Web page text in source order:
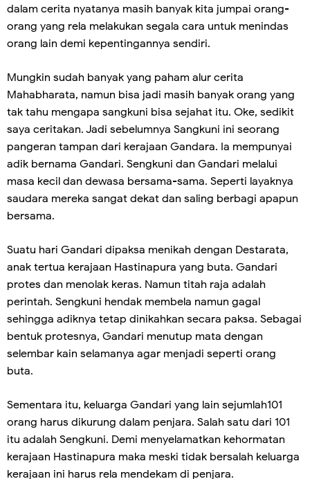
dalam cerita nyatanya masih banyak kita jumpai orang-
orang yang rela melakukan segala cara untuk menindas
orang lain demi kepentingannya sendiri.
Mungkin sudah banyak yang paham alur cerita
Mahabharata, namun bisa jadi masih banyak orang yang
tak tahu mengapa sangkuni bisa sejahat itu. Oke, sedikit
saya ceritakan. Jadi sebelumnya Sangkuni ini seorang
pangeran tampan dari kerajaan Gandara. Ia mempunyai
adik bernama Gandari. Sengkuni dan Gandari melalui
masa kecil dan dewasa bersama-sama. Seperti layaknya
saudara mereka sangat dekat dan saling berbagi apapun
bersama.
Suatu hari Gandari dipaksa menikah dengan Destarata,
anak tertua kerajaan Hastinapura yang buta. Gandari
protes dan menolak keras. Namun titah raja adalah
perintah. Sengkuni hendak membela namun gagal
sehingga adiknya tetap dinikahkan secara paksa. Sebagai
bentuk protesnya, Gandari menutup mata dengan
selembar kain selamanya agar menjadi seperti orang
buta.
Sementara itu, keluarga Gandari yang lain sejumlah101
orang harus dikurung dalam penjara. Salah satu dari 101
itu adalah Sengkuni. Demi menyelamatkan kehormatan
kerajaan Hastinapura maka meski tidak bersalah keluarga
kerajaan ini harus rela mendekam di penjara.